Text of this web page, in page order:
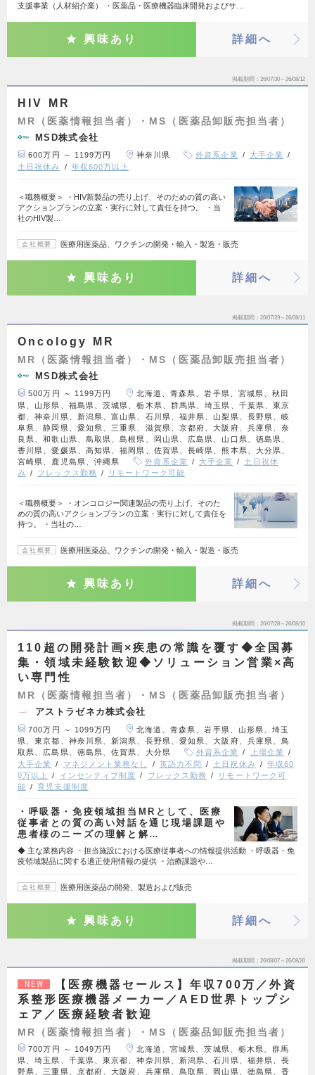
支援事業（人材紹介業） ・医薬品・医療機器臨床開発およびサ…
興味あり 詳細へ
掲載期間 26/07/30～26/08/12
HIV MR
MR（医薬情報担当者）・MS（医薬品卸販売担当者）
MSD株式会社
600万円 ～ 1199万円 神奈川県 外資系企業
大手企業
土日祝休み
年収600万以上
＜職務概要＞ ・HIV新製品の売り上げ、そのための質の高い
アクションプランの立案・実行に対して責任を持つ。 ・当
社のHIV製…
会社概要 医療用医薬品、ワクチンの開発・輸入・製造・販売
興味あり 詳細へ
掲載期間 26/07/29～26/08/11
Oncology MR
MR（医薬情報担当者）・MS（医薬品卸販売担当者）
MSD株式会社
500万円 ～ 1199万円
北海道、青森県、岩手県、宮城県、秋田
県、山形県、福島県、茨城県、栃木県、群馬県、埼玉県、千葉県、東京
都、神奈川県、新潟県、富山県、石川県、福井県、山梨県、長野県、岐
阜県、静岡県、愛知県、三重県、滋賀県、京都府、大阪府、兵庫県、奈
良県、和歌山県、鳥取県、島根県、岡山県、広島県、山口県、徳島県、
香川県、愛媛県、高知県、福岡県、佐賀県、長崎県、熊本県、大分県、
宮崎県、鹿児島県、沖縄県
外資系企業 大手企業
土日祝休
み
フレックス勤務 リモートワーク可能
＜職務概要＞ ・オンコロジー関連製品の売り上げ、そのた
めの質の高いアクションプランの立案・実行に対して責任を
持つ。 ・当社の…
会社概要 医療用医薬品、ワクチンの開発・輸入・製造・販売
興味あり 詳細へ
掲載期間 26/07/28～26/08/10
110超の開発計画×疾患の常識を覆す◆全国募
集・領域未経験歓迎◆ソリューション営業×高
い専門性
MR（医薬情報担当者）・MS（医薬品卸販売担当者）
アストラゼネカ株式会社
700万円 ～ 1099万円
北海道、青森県、岩手県、山形県、埼玉
県、東京都、神奈川県、新潟県、長野県、愛知県、大阪府、兵庫県、鳥
取県、広島県、徳島県、佐賀県、大分県
外資系企業
上場企業
大手企業
マネジメント業務なし 英語力不問 土日祝休み
年収60
0万以上
インセンティブ制度 フレックス勤務
リモートワーク可
能
育児支援制度
・呼吸器・免疫領域担当MRとして、医療
従事者との質の高い対話を通じ現場課題や
患者様のニーズの理解と解…
◆ 主な業務内容 ・担当施設における医療従事者への情報提供活動 ・呼吸器・免
疫領域製品に関する適正使用情報の提供 ・治療課題や…
会社概要 医療用医薬品の開発、製造および販売
興味あり 詳細へ
掲載期間 26/08/07～26/08/20
NEW
【医療機器セールス】年収700万／外資
系整形医療機器メーカー／AED世界トップシ
ェア／医療経験者歓迎
MR（医薬情報担当者）・MS（医薬品卸販売担当者）
700万円 ～ 1049万円
北海道、宮城県、茨城県、栃木県、群馬
県、埼玉県、千葉県、東京都、神奈川県、新潟県、石川県、福井県、長
野県、三重県、京都府、大阪府、兵庫県、鳥取県、岡山県、徳島県、香